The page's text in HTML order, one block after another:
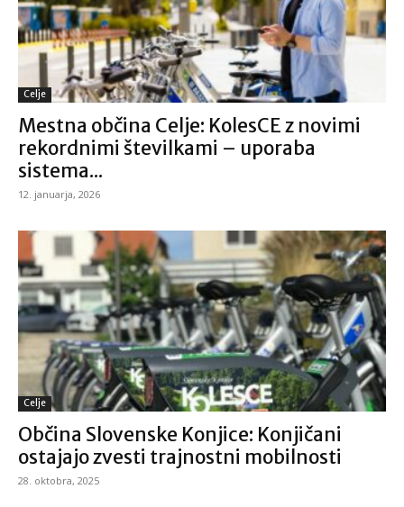
Celje
Mestna občina Celje: KolesCE z novimi
rekordnimi številkami – uporaba
sistema...
12. januarja, 2026
Celje
Občina Slovenske Konjice: Konjičani
ostajajo zvesti trajnostni mobilnosti
28. oktobra, 2025